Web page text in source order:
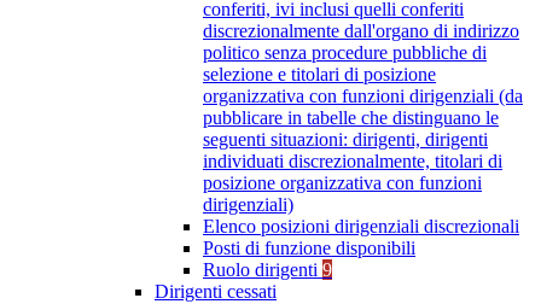
conferiti, ivi inclusi quelli conferiti
discrezionalmente dall'organo di indirizzo
politico senza procedure pubbliche di
selezione e titolari di posizione
organizzativa con funzioni dirigenziali (da
pubblicare in tabelle che distinguano le
seguenti situazioni: dirigenti, dirigenti
individuati discrezionalmente, titolari di
posizione organizzativa con funzioni
dirigenziali)
Elenco posizioni dirigenziali discrezionali
Posti di funzione disponibili
Ruolo dirigenti 9
Dirigenti cessati